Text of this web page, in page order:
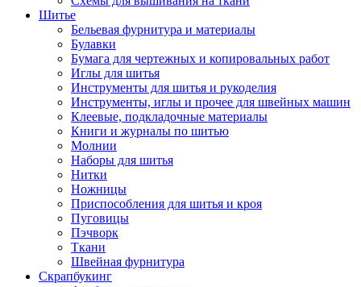
Шитье
Бельевая фурнитура и материалы
Булавки
Бумага для чертежных и копировальных работ
Иглы для шитья
Инструменты для шитья и рукоделия
Инструменты, иглы и прочее для швейных машин
Клеевые, подкладочные материалы
Книги и журналы по шитью
Молнии
Наборы для шитья
Нитки
Ножницы
Приспособления для шитья и кроя
Пуговицы
Пэчворк
Ткани
Швейная фурнитура
Скрапбукинг